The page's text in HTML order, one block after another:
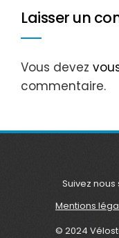
Laisser un
Vous devez
commentaire.
Suivez
Mentions
© 2024